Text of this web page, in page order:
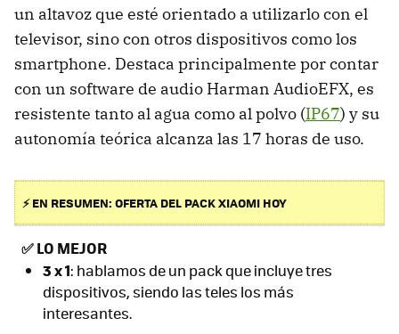
un altavoz que esté orientado a utilizarlo con el
televisor, sino con otros dispositivos como los
smartphone. Destaca principalmente por contar
con un software de audio Harman AudioEFX, es
resistente tanto al agua como al polvo (IP67) y su
autonomía teórica alcanza las 17 horas de uso.
⚡ EN RESUMEN: OFERTA DEL PACK XIAOMI HOY
✅LO MEJOR
3 x 1: hablamos de un pack que incluye tres
dispositivos, siendo las teles los más
interesantes.